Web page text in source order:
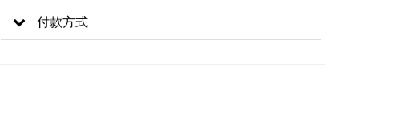
付款方式